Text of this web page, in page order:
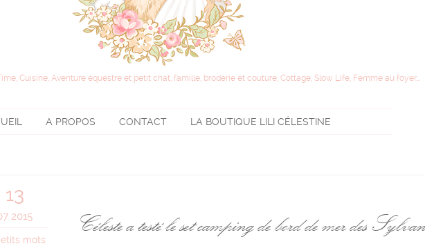
Cuisine, Aventure équestre et petit chat, famille, broderie et couture, Cottage, Slow Life, Femme au foyer...
A PROPOS CONTACT LA BOUTIQUE LILI CÉLESTINE
13
2015
mots
Céleste a testé le set camping de bord de mer des